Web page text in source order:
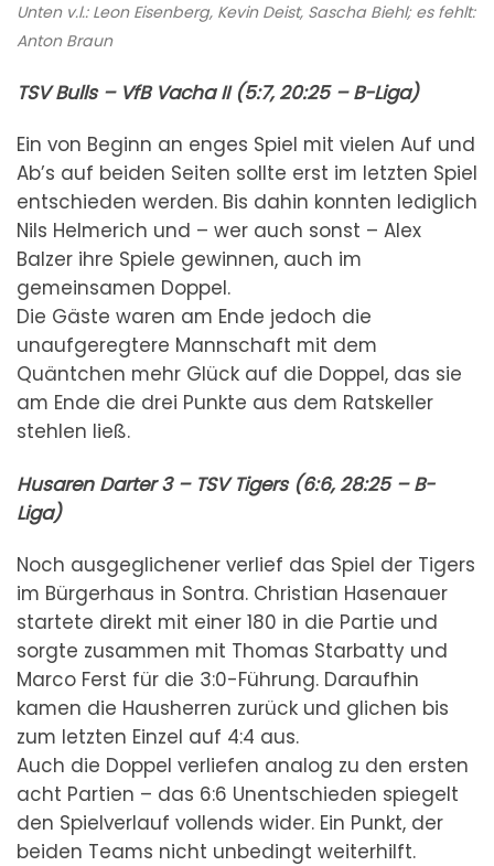
Unten v.l.: Leon Eisenberg, Kevin Deist, Sascha Biehl; es fehlt:
Anton Braun
TSV Bulls – VfB Vacha II (5:7, 20:25 – B-Liga)
Ein von Beginn an enges Spiel mit vielen Auf und
Ab’s auf beiden Seiten sollte erst im letzten Spiel
entschieden werden. Bis dahin konnten lediglich
Nils Helmerich und – wer auch sonst – Alex
Balzer ihre Spiele gewinnen, auch im
gemeinsamen Doppel.
Die Gäste waren am Ende jedoch die
unaufgeregtere Mannschaft mit dem
Quäntchen mehr Glück auf die Doppel, das sie
am Ende die drei Punkte aus dem Ratskeller
stehlen ließ.
Husaren Darter 3 – TSV Tigers (6:6, 28:25 – B-
Liga)
Noch ausgeglichener verlief das Spiel der Tigers
im Bürgerhaus in Sontra. Christian Hasenauer
startete direkt mit einer 180 in die Partie und
sorgte zusammen mit Thomas Starbatty und
Marco Ferst für die 3:0-Führung. Daraufhin
kamen die Hausherren zurück und glichen bis
zum letzten Einzel auf 4:4 aus.
Auch die Doppel verliefen analog zu den ersten
acht Partien – das 6:6 Unentschieden spiegelt
den Spielverlauf vollends wider. Ein Punkt, der
beiden Teams nicht unbedingt weiterhilft.